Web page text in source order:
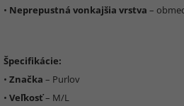
• Neprepustná vonkajšia vrstva –
Špecifikácie:
• Značka – Purlov
• Veľkosť– M/L